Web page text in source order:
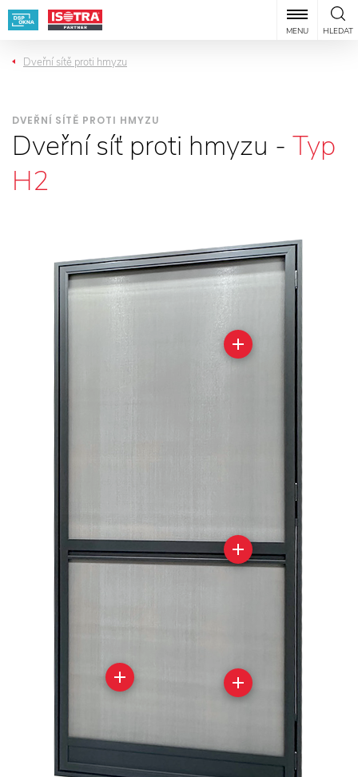
HLEDAT
MENU
Dveřní sítě proti hmyzu
DVEŘNÍ SÍTĚ PROTI HMYZU
Dveřní síť proti hmyzu - Typ
H2